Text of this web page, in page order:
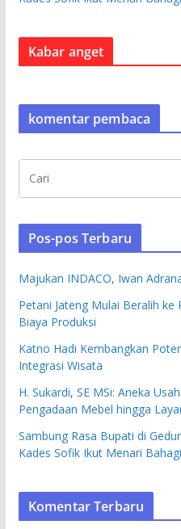
Kabar anget
komentar pembaca
Pos-pos Terbaru
Majukan INDACO, Iwan
Petani Jateng Mulai Beralih
Biaya Produksi
Katno Hadi Kembangkan
Integrasi Wisata
H. Sukardi, SE MSi: Aneka
Pengadaan Mebel hingga
Sambung Rasa Bupati di
Kades Sofik Ikut Menari
Komentar Terbaru